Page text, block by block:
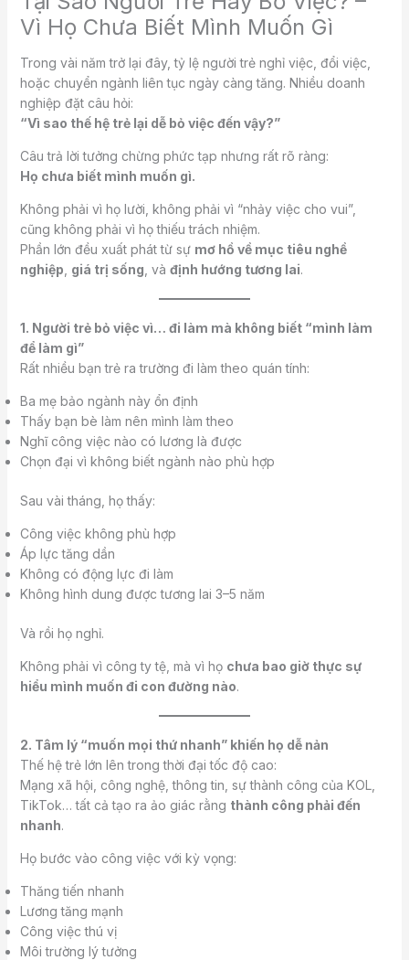
Vì Họ Chưa Biết Mình Muốn Gì
Trong vài năm trở lại đây, tỷ lệ người trẻ nghỉ việc, đổi việc,
hoặc chuyển ngành liên tục ngày càng tăng. Nhiều doanh
nghiệp đặt câu hỏi:
“Vì sao thế hệ trẻ lại dễ bỏ việc đến vậy?”
Câu trả lời tưởng chừng phức tạp nhưng rất rõ ràng:
Họ chưa biết mình muốn gì.
Không phải vì họ lười, không phải vì “nhảy việc cho vui”,
cũng không phải vì họ thiếu trách nhiệm.
Phần lớn đều xuất phát từ sự mơ hồ về mục tiêu nghề
nghiệp giá trị sống , và định hướng tương lai.
1. Người trẻ bỏ việc vì… đi làm mà không biết “mình làm
để làm gì”
Rất nhiều bạn trẻ ra trường đi làm theo quán tính:
Ba mẹ bảo ngành này ổn định
Thấy bạn bè làm nên mình làm theo
Nghĩ công việc nào có lương là được
Chọn đại vì không biết ngành nào phù hợp
Sau vài tháng, họ thấy:
Công việc không phù hợp
Áp lực tăng dần
Không có động lực đi làm
Không hình dung được tương lai 3–5 năm
Và rồi họ nghỉ.
Không phải vì công ty tệ, mà vì họ chưa bao giờ thực sự
hiểu mình muốn đi con đường nào.
2. Tâm lý “muốn mọi thứ nhanh” khiến họ dễ nản
Thế hệ trẻ lớn lên trong thời đại tốc độ cao:
Mạng xã hội, công nghệ, thông tin, sự thành công của KOL,
TikTok… tất cả tạo ra ảo giác rằng thành công phải đến
nhanh.
Họ bước vào công việc với kỳ vọng:
Thăng tiến nhanh
Lương tăng mạnh
Công việc thú vị
Môi trường lý tưởng